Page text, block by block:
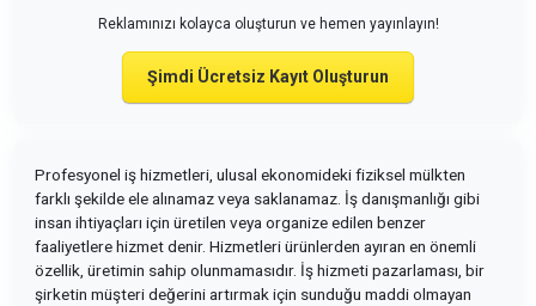
Reklamınızı kolayca oluşturun ve hemen yayınlayın!
Şimdi Ücretsiz Kayıt Oluşturun
Profesyonel iş hizmetleri, ulusal ekonomideki fiziksel mülkten
farklı şekilde ele alınamaz veya saklanamaz. İş danışmanlığı gibi
insan ihtiyaçları için üretilen veya organize edilen benzer
faaliyetlere hizmet denir. Hizmetleri ürünlerden ayıran en önemli
özellik, üretimin sahip olunmamasıdır. İş hizmeti pazarlaması, bir
şirketin müşteri değerini artırmak için sunduğu maddi olmayan